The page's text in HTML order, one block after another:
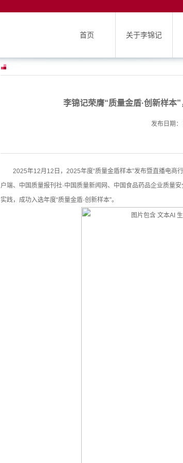
首页 关于李锦记
李锦记荣膺“质量金盾·创新样本
发布日期
2025年12月12日，2025年度“质量金盾样本”发布暨直播电商
户端、中国质量报刊社·中国质量新闻网、中国食品药品企业质量
实践，成功入选年度“质量金盾·创新样本”。